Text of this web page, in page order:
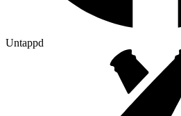
Untappd